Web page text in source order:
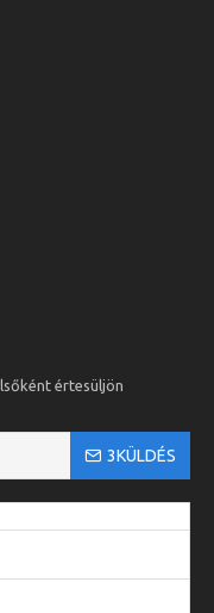
értesüljön
3KÜLDÉS